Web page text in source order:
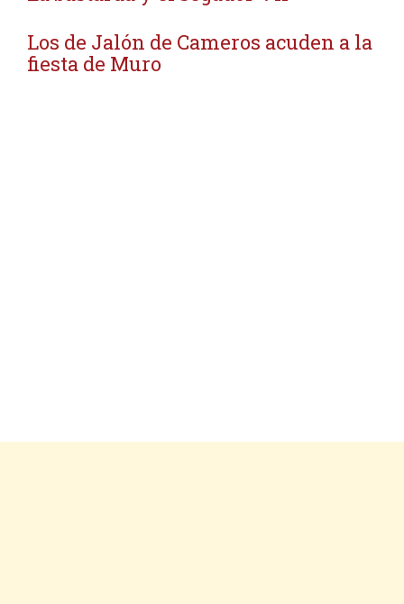
Los de Jalón de Cameros acuden a la
fiesta de Muro